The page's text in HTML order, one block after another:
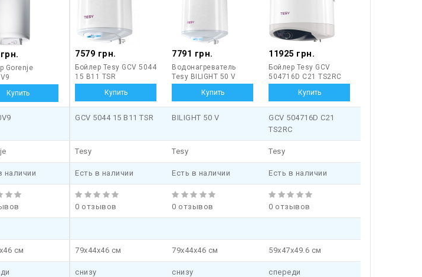
Gorenje
7579 грн.
Бойлер Tesy GCV 5044
15 B11 TSR
7791 грн.
Водонагреватель
Tesy BILIGHT 50 V
11925 грн.
Бойлер Tesy GCV
504716D C21 TS2RC
GCV 5044 15 B11 TSR BILIGHT 50 V
GCV 504716D C21
TS2RC
Tesy Tesy Tesy
наличии Есть в наличии Есть в наличии Есть в наличии
0 отзывов 0 отзывов 0 отзывов
см 79x44x46 см 79x44x46 см 59x47x49.6 см
снизу снизу спереди